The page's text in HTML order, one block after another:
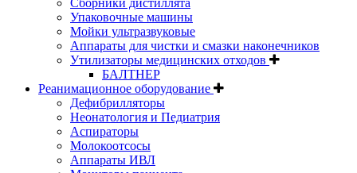
Сборники дистиллята
Упаковочные машины
Мойки ультразвуковые
Аппараты для чистки и смазки наконечников
Утилизаторы медицинских отходов
БАЛТНЕР
Реанимационное оборудование
Дефибрилляторы
Неонатология и Педиатрия
Аспираторы
Молокоотсосы
Аппараты ИВЛ